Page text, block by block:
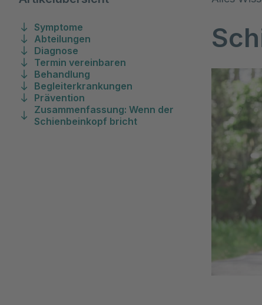
Symptome
Abteilungen
Diagnose
Termin vereinbaren
Behandlung
Begleiterkrankungen
Prävention
Zusammenfassung: Wenn der
Schienbeinkopf bricht